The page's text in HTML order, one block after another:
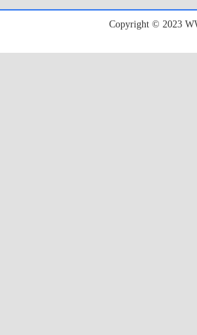
、极度消耗服务器资源、硬盘I/O/带宽
Copyright © 2023